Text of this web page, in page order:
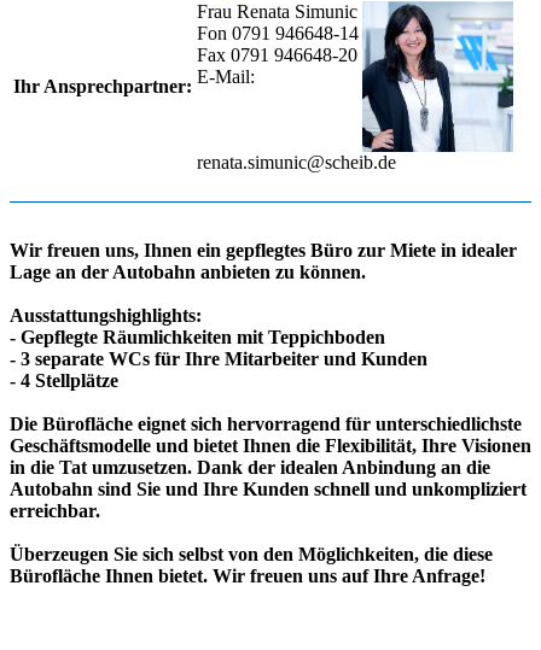
Ihr Ansprechpartner:
Frau Renata Simunic
Fon 0791 946648-14
Fax 0791 946648-20
E-Mail:
renata.simunic@scheib.de
Wir freuen uns, Ihnen ein gepflegtes Büro zur Miete in idealer
Lage an der Autobahn anbieten zu können.
Ausstattungshighlights:
- Gepflegte Räumlichkeiten mit Teppichboden
- 3 separate WCs für Ihre Mitarbeiter und Kunden
- 4 Stellplätze
Die Bürofläche eignet sich hervorragend für unterschiedlichste
Geschäftsmodelle und bietet Ihnen die Flexibilität, Ihre Visionen
in die Tat umzusetzen. Dank der idealen Anbindung an die
Autobahn sind Sie und Ihre Kunden schnell und unkompliziert
erreichbar.
Überzeugen Sie sich selbst von den Möglichkeiten, die diese
Bürofläche Ihnen bietet. Wir freuen uns auf Ihre Anfrage!